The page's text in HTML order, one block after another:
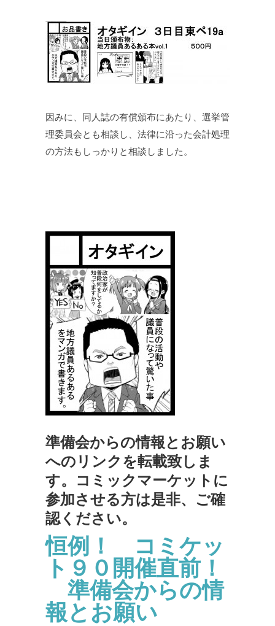
因みに、同人誌の有償頒布にあたり、選挙管
理委員会とも相談し、法律に沿った会計処理
の方法もしっかりと相談しました。
準備会からの情報とお願い
へのリンクを転載致しま
す。コミックマーケットに
参加させる方は是非、ご確
認ください。
恒例！ コミケッ
ト９０開催直前！
準備会からの情
報とお願い